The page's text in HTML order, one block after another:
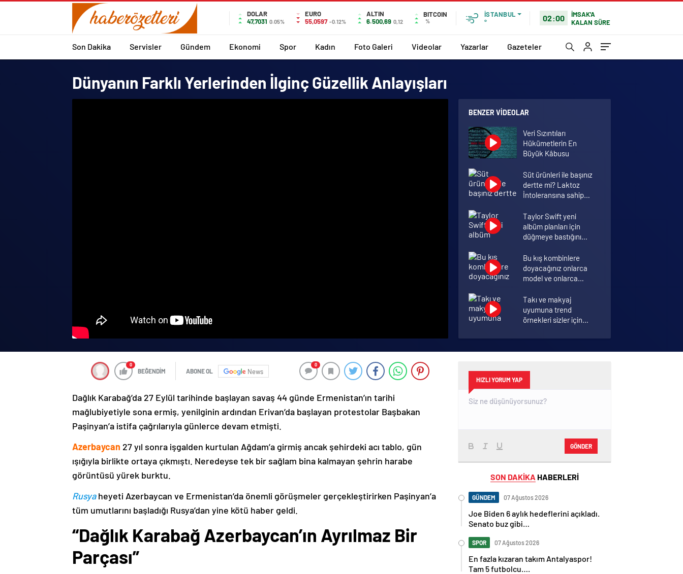
DOLAR
47,7031 0.05%
EURO
55,0597 -0.12%
ALTIN
6.500,69 0,12
BITCOIN
%
İSTANBUL
°
02:00
İMSAK'A
KALAN SÜRE
Son Dakika Servisler Gündem Ekonomi Spor Kadın Foto Galeri Videolar Yazarlar Gazeteler
Dünyanın Farklı Yerlerinden İlginç Güzellik Anlayışları
BENZER VIDEOLAR
Veri Sızıntıları
Hükümetlerin En
Büyük Kâbusu
Süt ürünleri ile başınız
dertte mi? Laktoz
İntoleransına sahip
Taylor Swift yeni
albüm planları için
düğmeye bastığını
duyurdu!
Bu kış kombinlere
doyacağınız onlarca
model ve onlarca
Takı ve makyaj
uyumuna trend
örnekleri sizler için
Annelik duygusunun
ortak tanımı
başlık.
0
BEĞENDİM ABONE OL News
0
Dağlık Karabağ’da 27 Eylül tarihinde başlayan savaş 44 günde Ermenistan’ın tarihi
mağlubiyetiyle sona ermiş, yenilginin ardından Erivan’da başlayan protestolar Başbakan
Paşinyan’a istifa çağrılarıyla günlerce devam etmişti.
Azerbaycan 27 yıl sonra işgalden kurtulan Ağdam’a girmiş ancak şehirdeki acı tablo, gün
ışığıyla birlikte ortaya çıkmıştı. Neredeyse tek bir sağlam bina kalmayan şehrin harabe
görüntüsü yürek burktu.
Rusyaheyeti Azerbaycan ve Ermenistan’da önemli görüşmeler gerçekleştirirken Paşinyan’a
tüm umutlarını başladığı Rusya’dan yine kötü haber geldi.
“Dağlık Karabağ Azerbaycan’ın Ayrılmaz Bir
Parçası”
HIZLI YORUM YAP
GÖNDER
SON DAKİKA HABERLERİ
GÜNDEM 07 Ağustos 2026
Joe Biden 6 aylık hedeflerini açıkladı.
Senato buz gibi…
SPOR 07 Ağustos 2026
En fazla kızaran takım Antalyaspor!
Tam 5 futbolcu….